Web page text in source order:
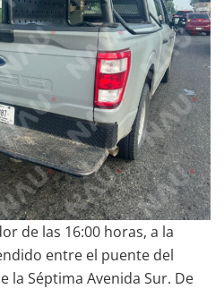
de las 16:00 horas, a la
entre el puente del
la Séptima Avenida Sur. De